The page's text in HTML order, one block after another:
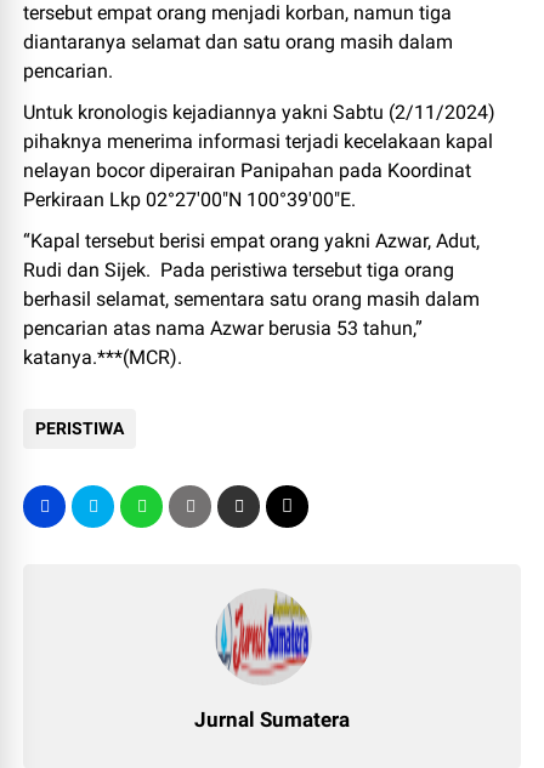
tersebut empat orang menjadi korban, namun tiga
diantaranya selamat dan satu orang masih dalam
pencarian.
Untuk kronologis kejadiannya yakni Sabtu (2/11/2024)
pihaknya menerima informasi terjadi kecelakaan kapal
nelayan bocor diperairan Panipahan pada Koordinat
Perkiraan Lkp 02°27'00"N 100°39'00"E.
“Kapal tersebut berisi empat orang yakni Azwar, Adut,
Rudi dan Sijek. Pada peristiwa tersebut tiga orang
berhasil selamat, sementara satu orang masih dalam
pencarian atas nama Azwar berusia 53 tahun,”
katanya.***(MCR).
PERISTIWA
Jurnal Sumatera